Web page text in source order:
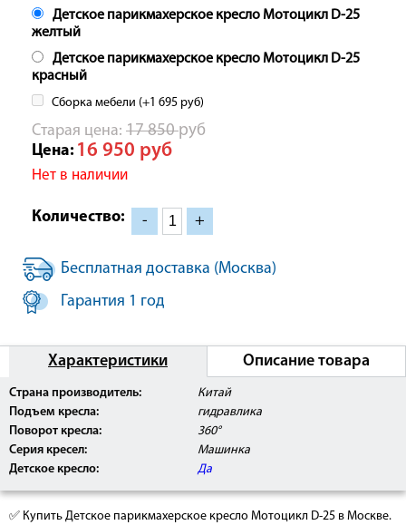
Детское парикмахерское кресло Мотоцикл D-25
желтый
Детское парикмахерское кресло Мотоцикл D-25
красный
Сборка мебели (+1 695 руб)
Cтарая цена: 17 850руб
Цена: 16 950 руб
Нет в наличии
Количество: - +
Бесплатная доставка (Москва)
Гарантия 1 год
Характеристики Описание товара
Страна производитель:
Китай
Подъем кресла:
гидравлика
Поворот кресла:
360°
Серия кресел:
Машинка
Детское кресло:
Да
✅ Купить Детское парикмахерское кресло Мотоцикл D-25 в Москве.